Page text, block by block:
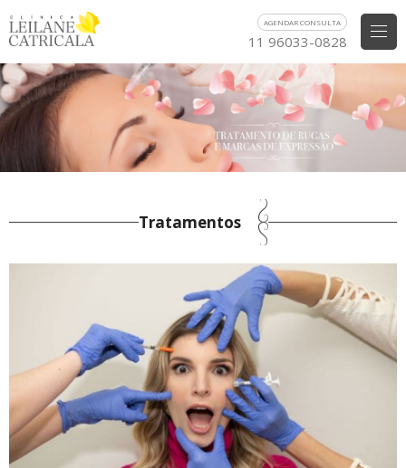
AGENDAR CONSULTA
11 96033-0828
Tratamentos